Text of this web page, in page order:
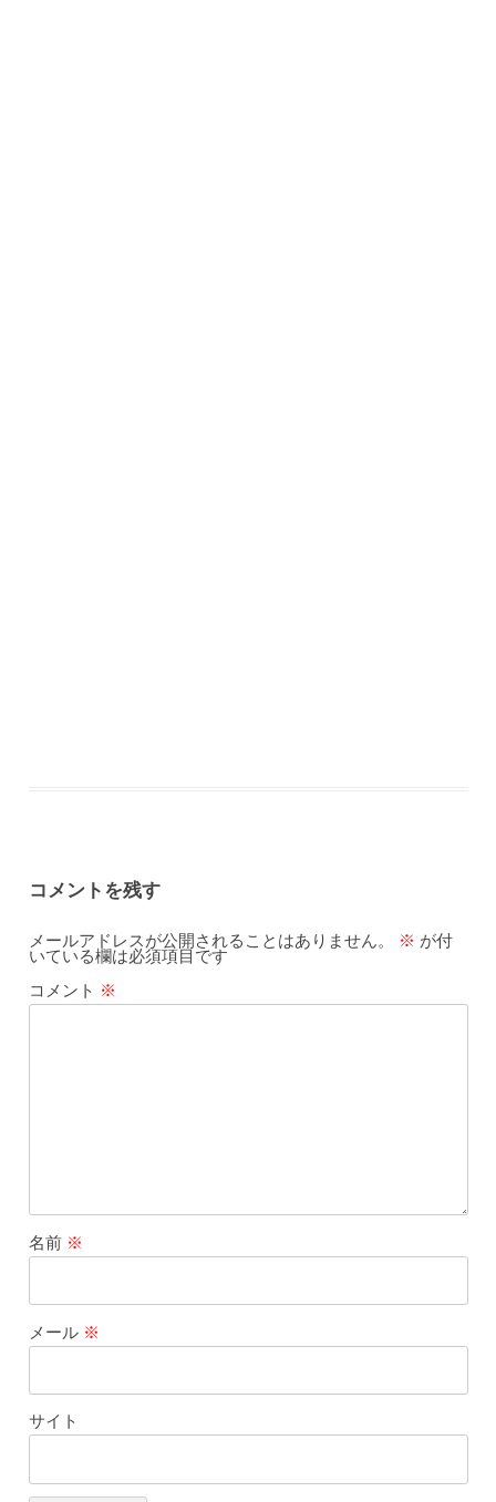
コメントを残す
メールアドレスが公開されることはありません。 ※ が付
いている欄は必須項目です
コメント ※
名前 ※
メール ※
サイト